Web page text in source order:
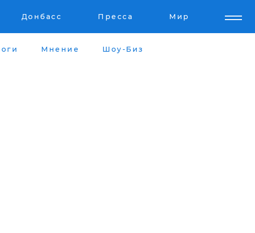
Донбасс Пресса Мир
Мнение Шоу-Биз